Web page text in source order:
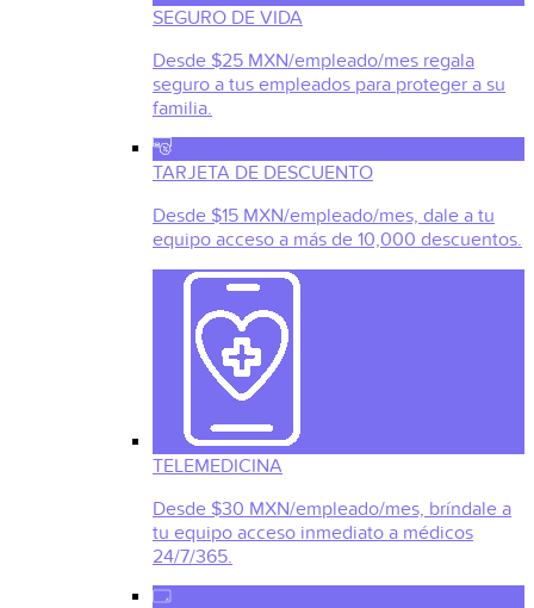
SEGURO DE VIDA
Desde $25 MXN/empleado/mes regala
seguro a tus empleados para proteger a su
familia.
TARJETA DE DESCUENTO
Desde $15 MXN/empleado/mes, dale a tu
equipo acceso a más de 10,000 descuentos.
TELEMEDICINA
Desde $30 MXN/empleado/mes, bríndale a
tu equipo acceso inmediato a médicos
24/7/365.